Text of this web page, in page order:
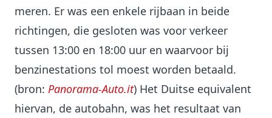
meren. Er was een enkele rijbaan in beide
richtingen, die gesloten was voor verkeer
tussen 13:00 en 18:00 uur en waarvoor bij
benzinestations tol moest worden betaald.
(bron: Panorama-Auto.it) Het Duitse equivalent
hiervan, de autobahn, was het resultaat van